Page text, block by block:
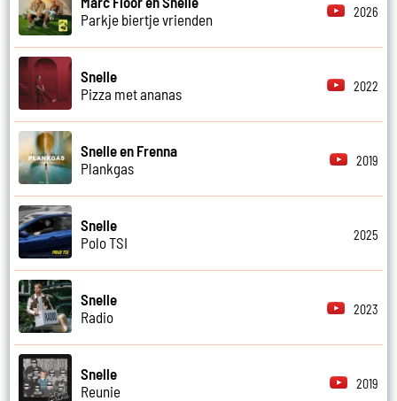
Parkje biertje vrienden
2026
Snelle
Pizza met ananas
2022
Snelle en Frenna
Plankgas
2019
Snelle
Polo TSI
2025
Snelle
Radio
2023
Snelle
Reunie
2019